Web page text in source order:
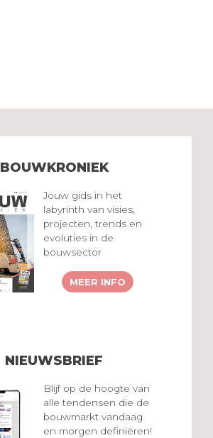
BOUWKRONIEK
Jouw gids in het
labyrinth van visies,
projecten, trends en
evoluties in de
bouwsector
MEER INFO
NIEUWSBRIEF
Blijf op de hoogte van
alle tendensen die de
bouwmarkt vandaag
en morgen definiëren!